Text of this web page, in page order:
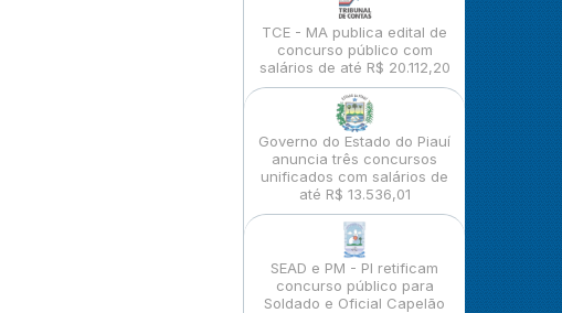
TCE - MA publica edital de
concurso público com
salários de até R$ 20.112,20
Governo do Estado do Piauí
anuncia três concursos
unificados com salários de
até R$ 13.536,01
SEAD e PM - PI retificam
concurso público para
Soldado e Oficial Capelão